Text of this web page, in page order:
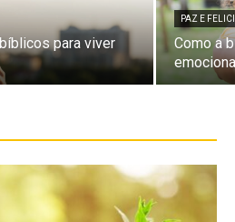
para viver
PAZ E
Como a